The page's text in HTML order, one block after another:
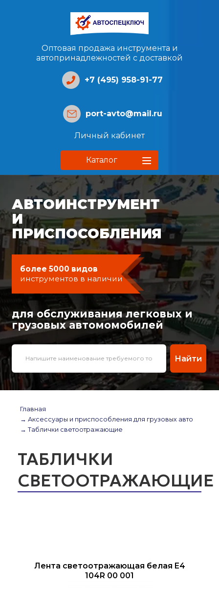
Оптовая продажа инструмента и
автопринадлежностей с доставкой
+7 (495) 958-91-77
port-avto@mail.ru
Личный кабинет
Каталог
АВТОИНСТРУМЕНТ
И
ПРИСПОСОБЛЕНИЯ
более 5000 видов
инструментов в наличии
для обслуживания легковых и
грузовых автомомобилей
Найти
Главная
→ Аксессуары и приспособления для грузовых авто
→ Таблички светоотражающие
ТАБЛИЧКИ
СВЕТООТРАЖАЮЩИЕ
Лента светоотражающая белая E4
104R 00 001